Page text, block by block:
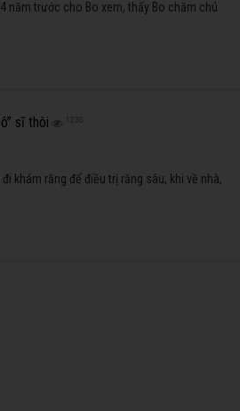
nói: "Thôi không chơi nữa, mai mình